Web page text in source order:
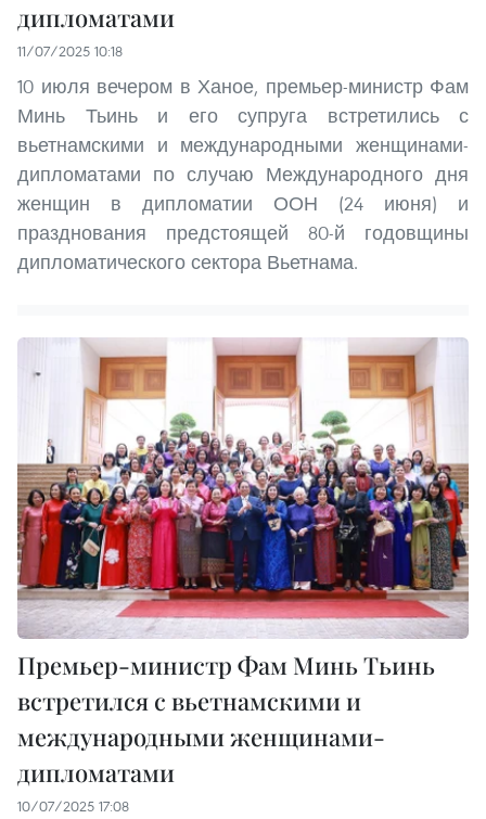
дипломатами
11/07/2025 10:18
10 июля вечером в Ханое, премьер-министр Фам
Минь Тьинь и его супруга встретились с
вьетнамскими и международными женщинами-
дипломатами по случаю Международного дня
женщин в дипломатии ООН (24 июня) и
празднования предстоящей 80-й годовщины
дипломатического сектора Вьетнама.
Премьер-министр Фам Минь Тьинь
встретился с вьетнамскими и
международными женщинами-
дипломатами
10/07/2025 17:08